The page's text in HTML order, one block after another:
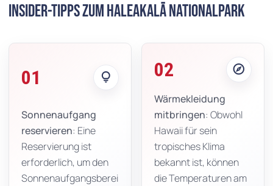
Insider-Tipps zum Haleakalā Nationalpark
01 lightbulb
Sonnenaufgang
reservieren: Eine
Reservierung ist
erforderlich, um den
Sonnenaufgangsberei
02 explore
Wärmekleidung
mitbringen: Obwohl
Hawaii für sein
tropisches Klima
bekannt ist, können
die Temperaturen am